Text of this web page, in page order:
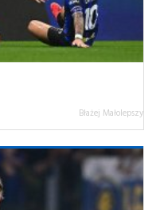
Błażej Małolepszy